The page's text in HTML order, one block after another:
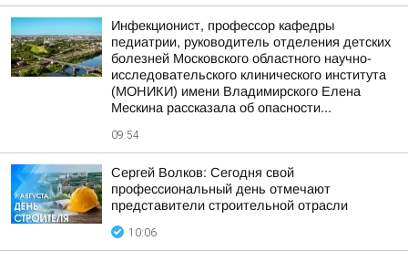
Инфекционист, профессор кафедры
педиатрии, руководитель отделения детских
болезней Московского областного научно-
исследовательского клинического института
(МОНИКИ) имени Владимирского Елена
Мескина рассказала об опасности...
09:54
Сергей Волков: Сегодня свой
профессиональный день отмечают
представители строительной отрасли
10:06